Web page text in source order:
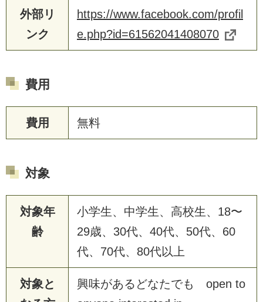
外部リ
ンク
https://www.facebook.com/profil
e.php?id=61562041408070
費用
費用 無料
対象
対象年
齢
小学生、中学生、高校生、18〜
29歳、30代、40代、50代、60
代、70代、80代以上
対象と
興味があるどなたでも open to